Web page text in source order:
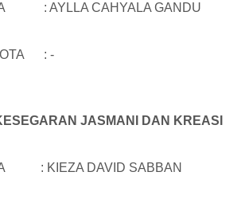
: AYLLA CAHYALA GANDU
: -
JASMANI DAN KREASI
: KIEZA DAVID SABBAN